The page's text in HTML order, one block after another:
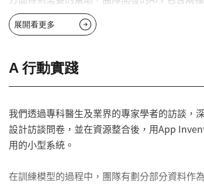
透過問卷，我們APP設計將針對低風險與中風
況並了解打呼可能發生位置，以輔助後續治療或
監測設備相比，本專案的開發費用較低，未來
來若擴及醫療機構合作所需的臨床驗證，則團
進行居家檢測。
展開看更多
A 行動實踐
我們透過專科醫生及業界的專家學者的訪談，
設計訪談問卷，並在資源整合後，用App
用的小型系統。
在訓練模型的過程中，團隊有劃分部分資料作